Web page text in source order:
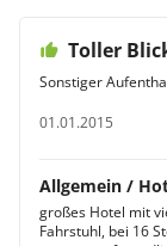
Toller
Sonstiger
01.01.2015
Allgemein /
großes Hotel mit
Fahrstuhl, bei 16